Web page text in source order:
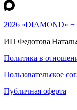
2026 «DIAMOND» −
ИП Федотова
Политика в
Пользовательское
Публичная оферта